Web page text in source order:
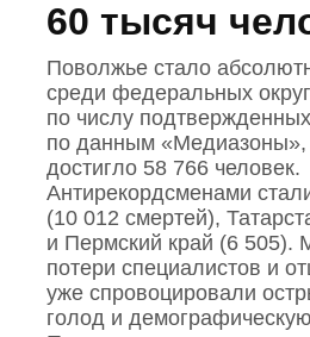
60 тысяч
Поволжье стало
среди федеральных
по числу
по данным «Медиазоны»,
достигло 58 766 человек.
Антирекордсменами
(10 012 смертей),
и Пермский край (6 505).
потери специалистов и
уже спровоцировали
голод и